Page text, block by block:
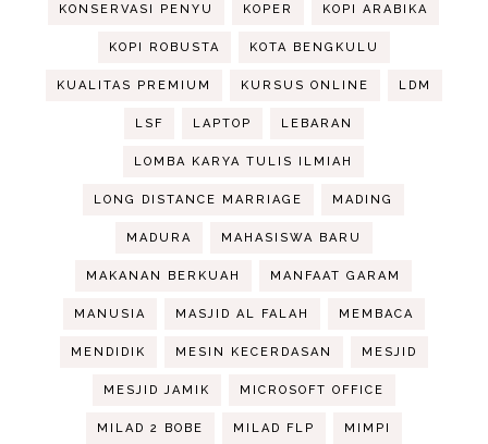
KONSERVASI PENYU KOPER KOPI ARABIKA
KOPI ROBUSTA KOTA BENGKULU
KUALITAS PREMIUM KURSUS ONLINE LDM
LSF LAPTOP LEBARAN
LOMBA KARYA TULIS ILMIAH
LONG DISTANCE MARRIAGE MADING
MADURA MAHASISWA BARU
MAKANAN BERKUAH MANFAAT GARAM
MANUSIA MASJID AL FALAH MEMBACA
MENDIDIK MESIN KECERDASAN MESJID
MESJID JAMIK MICROSOFT OFFICE
MILAD 2 BOBE MILAD FLP MIMPI